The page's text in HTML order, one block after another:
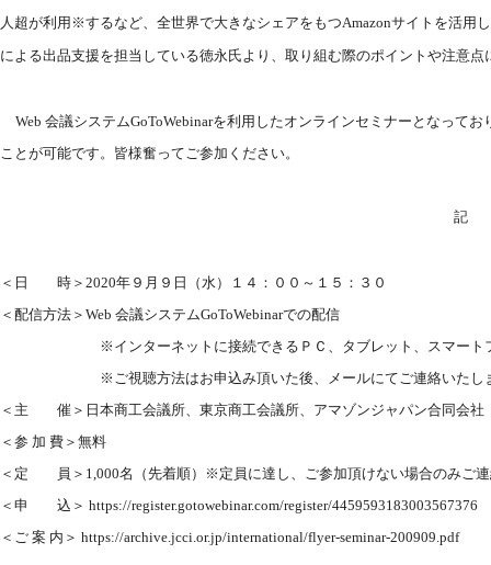
人超が利用※するなど、全世界で大きなシェアをもつAmazonサイトを活用
による出品支援を担当している徳永氏より、取り組む際のポイントや注意
Web 会議システムGoToWebinarを利用したオンラインセミナーとなって
ことが可能です。皆様奮ってご参加ください。
記
＜日 時＞ 2020年９月９日（水）１４：００～１５：３０
＜配信方法＞ Web 会議システムGoToWebinarでの配信
※インターネットに接続できるＰＣ、タブレット、スマートフ
※ご視聴方法はお申込み頂いた後、メールにてご連絡いたし
＜主 催＞日本商工会議所、東京商工会議所、アマゾンジャパン合同会社
＜参 加 費＞無料
＜定 員＞ 1,000名（先着順）※定員に達し、ご参加頂けない場合のみご
＜申 込＞ https://register.gotowebinar.com/register/4459593183003567376
＜ご 案 内＞ https://archive.jcci.or.jp/international/flyer-seminar-200909.pdf